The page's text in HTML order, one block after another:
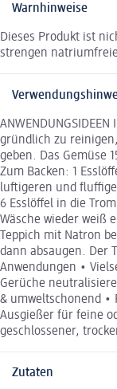
Warnhinweise
Dieses Produkt ist
strengen
gründlich zu
geben. Das Gemüse
Zum Backen: 1
luftigeren und
6 Esslöffel in die
Wäsche wieder weiß
Teppich mit Natron
dann absaugen. Der
Anwendungen •
Gerüche
& umweltschonend •
Ausgießer für feine
geschlossener,
Zutaten